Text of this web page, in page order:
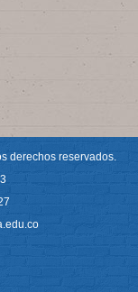
derechos reservados.